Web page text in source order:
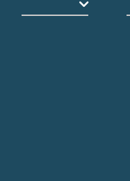
Agrandir